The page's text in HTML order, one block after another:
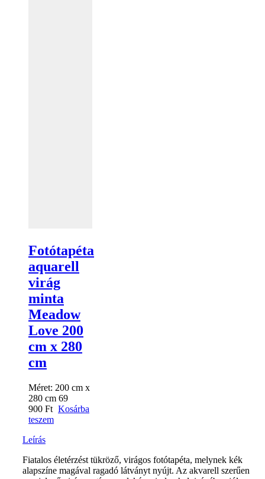
Fotótapéta
aquarell
virág
minta
Meadow
Love 200
cm x 280
cm
Méret: 200 cm x
280 cm 69
900 Ft Kosárba
teszem
Leírás
Fiatalos életérzést tükröző, virágos fotótapéta, melynek kék
alapszíne magával ragadó látványt nyújt. Az akvarell szerűen